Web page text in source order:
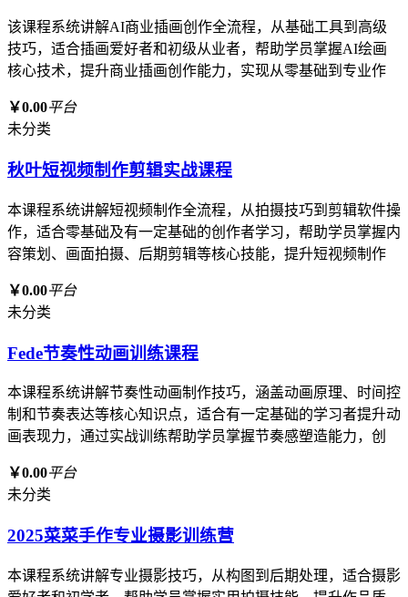
该课程系统讲解AI商业插画创作全流程，从基础工具到高级
技巧，适合插画爱好者和初级从业者，帮助学员掌握AI绘画
核心技术，提升商业插画创作能力，实现从零基础到专业作
￥0.00平台
未分类
秋叶短视频制作剪辑实战课程
本课程系统讲解短视频制作全流程，从拍摄技巧到剪辑软件操
作，适合零基础及有一定基础的创作者学习，帮助学员掌握内
容策划、画面拍摄、后期剪辑等核心技能，提升短视频制作
￥0.00平台
未分类
Fede节奏性动画训练课程
本课程系统讲解节奏性动画制作技巧，涵盖动画原理、时间控
制和节奏表达等核心知识点，适合有一定基础的学习者提升动
画表现力，通过实战训练帮助学员掌握节奏感塑造能力，创
￥0.00平台
未分类
2025菜菜手作专业摄影训练营
本课程系统讲解专业摄影技巧，从构图到后期处理，适合摄影